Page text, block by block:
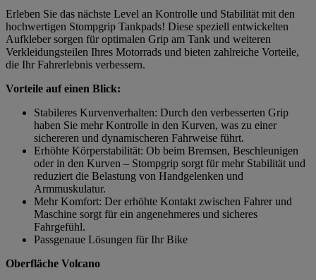
Erleben Sie das nächste Level an Kontrolle und Stabilität mit den
hochwertigen Stompgrip Tankpads! Diese speziell entwickelten
Aufkleber sorgen für optimalen Grip am Tank und weiteren
Verkleidungsteilen Ihres Motorrads und bieten zahlreiche Vorteile,
die Ihr Fahrerlebnis verbessern.
Vorteile auf einen Blick:
Stabileres Kurvenverhalten: Durch den verbesserten Grip
haben Sie mehr Kontrolle in den Kurven, was zu einer
sichereren und dynamischeren Fahrweise führt.
Erhöhte Körperstabilität: Ob beim Bremsen, Beschleunigen
oder in den Kurven – Stompgrip sorgt für mehr Stabilität und
reduziert die Belastung von Handgelenken und
Armmuskulatur.
Mehr Komfort: Der erhöhte Kontakt zwischen Fahrer und
Maschine sorgt für ein angenehmeres und sicheres
Fahrgefühl.
Passgenaue Lösungen für Ihr Bike
Oberfläche Volcano